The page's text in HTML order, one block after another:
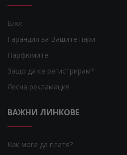
Блог
Гаранция за Вашите пари
Парфюмите
Защо да се регистрирам?
Лесна рекламация
ВАЖНИ ЛИНКОВЕ
Как мога да платя?